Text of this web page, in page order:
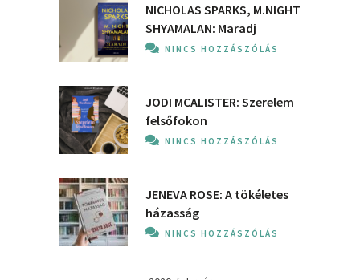
NICHOLAS SPARKS, M.NIGHT
SHYAMALAN: Maradj
NINCS HOZZÁSZÓLÁS
JODI MCALISTER: Szerelem
felsőfokon
NINCS HOZZÁSZÓLÁS
JENEVA ROSE: A ​tökéletes
házasság
NINCS HOZZÁSZÓLÁS